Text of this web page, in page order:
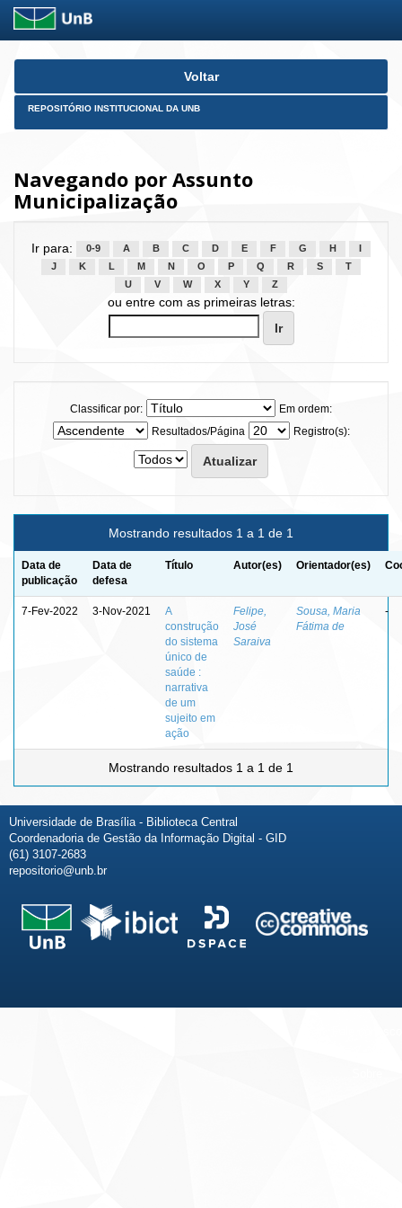
Skip
Voltar
REPOSITÓRIO INSTITUCIONAL DA UNB
Navegando por Assunto
Municipalização
Ir para: 0-9 A B C D E F G H
J
K L M N O P Q R S
T
U
V W X Y Z
ou entre com as primeiras letras:
Classificar por:
Em ordem:
Resultados/Página
Registro(s):
Mostrando resultados 1 a 1 de 1
Data de
publicação
Data de
defesa
Título Autor(es) Orientador(es)
7-Fev-2022 3-Nov-2021
A
construção
do sistema
único de
saúde :
narrativa
de um
sujeito em
ação
Felipe,
José
Saraiva
Sousa, Maria
Fátima de
-
Mostrando resultados 1 a 1 de 1
Universidade de Brasília - Biblioteca Central
Coordenadoria de Gestão da Informação Digital - GID
(61) 3107-2683
repositorio@unb.br